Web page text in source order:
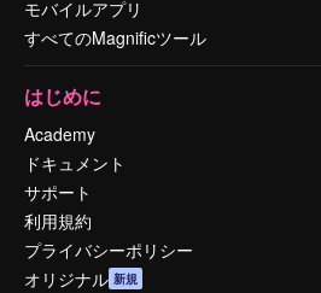
モバイルアプリ
すべてのMagnificツール
はじめに
Academy
ドキュメント
サポート
利用規約
プライバシーポリシー
オリジナル 新規